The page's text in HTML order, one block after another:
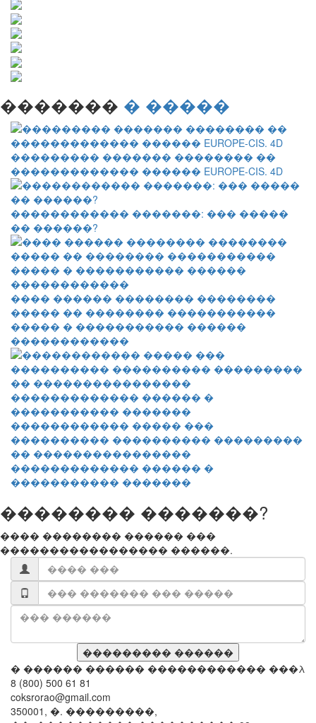
������� � �����
��������� ������� �������� ��
������������� ������ EUROPE-CIS. 4D
������������ �������: ��� �����
�� ������?
���� ������ �������� ��������
����� �� �������� �����������
����� � ����������� ������
������������
������������ ����� ���
���������� ���������� ���������
�� ����������������
������������� ������ �
����������� �������
�������� �������?
���� �������� ������ ���
����������������� ������.
� ������ ������ ������������ ���λ
8 (800) 500 61 81
coksrorao@gmail.com
350001, �. ���������,